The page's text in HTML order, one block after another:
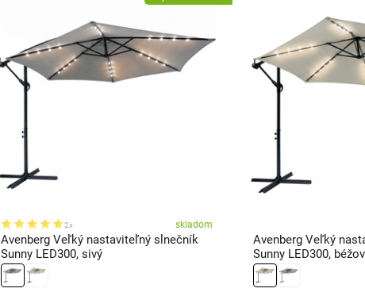
2x skladom
Avenberg Veľký nastaviteľný slnečník
Sunny LED300, sivý
Avenberg Veľký
Sunny LED300,